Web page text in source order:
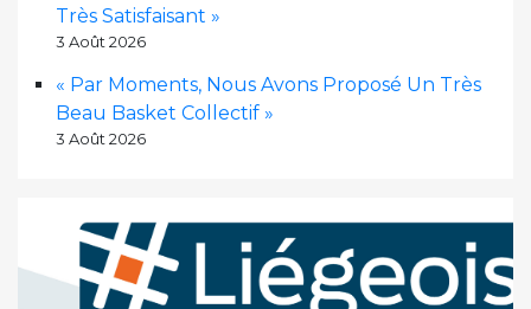
Très Satisfaisant »
3 Août 2026
« Par Moments, Nous Avons Proposé Un Très
Beau Basket Collectif »
3 Août 2026